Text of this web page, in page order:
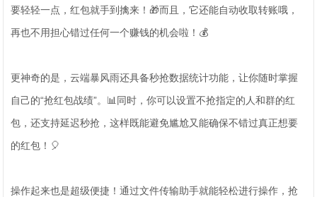
要轻轻一点，红包就手到擒来！🎁而且，它还能自动收取转账哦，
再也不用担心错过任何一个赚钱的机会啦！💰
更神奇的是，云端暴风雨还具备秒抢数据统计功能，让你随时掌握
自己的“抢红包战绩”。📊同时，你可以设置不抢指定的人和群的红
包，还支持延迟秒抢，这样既能避免尴尬又能确保不错过真正想要
的红包！🎈
操作起来也是超级便捷！通过文件传输助手就能轻松进行操作，抢